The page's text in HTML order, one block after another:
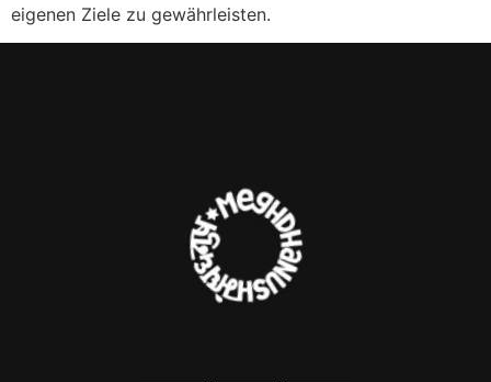
eigenen Ziele zu gewährleisten.